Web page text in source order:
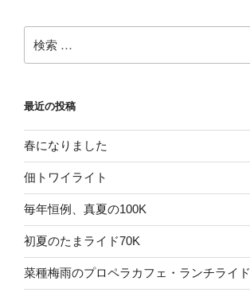
索:
最近の投稿
春になりました
佃トワイライト
毎年恒例、真夏の100K
初夏のたまライド70K
菜種梅雨のプロペラカフェ・ランチライド